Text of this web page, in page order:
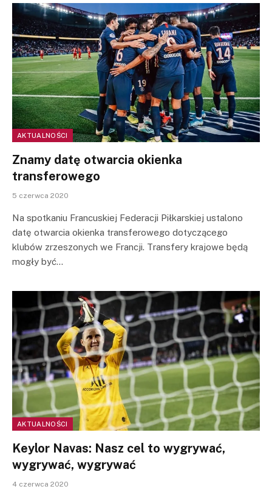
AKTUALNOŚCI
Znamy datę otwarcia okienka
transferowego
5 czerwca 2020
Na spotkaniu Francuskiej Federacji Piłkarskiej ustalono
datę otwarcia okienka transferowego dotyczącego
klubów zrzeszonych we Francji. Transfery krajowe będą
mogły być…
AKTUALNOŚCI
Keylor Navas: Nasz cel to wygrywać,
wygrywać, wygrywać
4 czerwca 2020